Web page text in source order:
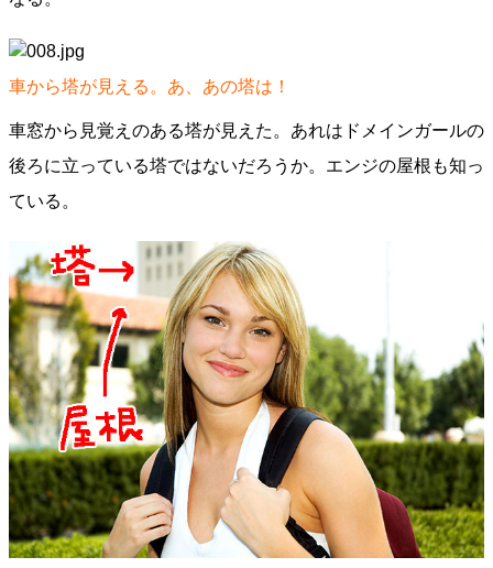
車から塔が見える。あ、あの塔は！
車窓から見覚えのある塔が見えた。あれはドメインガールの
後ろに立っている塔ではないだろうか。エンジの屋根も知っ
ている。